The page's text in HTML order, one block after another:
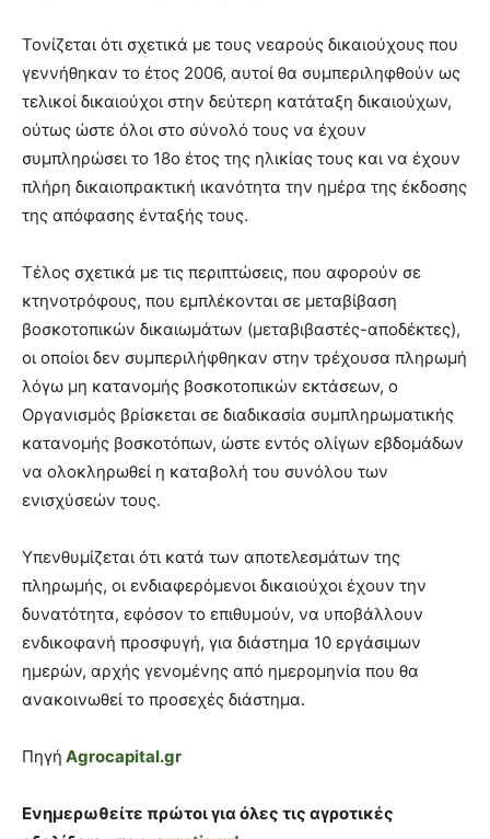
Τονίζεται ότι σχετικά με τους νεαρούς δικαιούχους που
γεννήθηκαν το έτος 2006, αυτοί θα συμπεριληφθούν ως
τελικοί δικαιούχοι στην δεύτερη κατάταξη δικαιούχων,
ούτως ώστε όλοι στο σύνολό τους να έχουν
συμπληρώσει το 18ο έτος της ηλικίας τους και να έχουν
πλήρη δικαιοπρακτική ικανότητα την ημέρα της έκδοσης
της απόφασης ένταξής τους.
Τέλος σχετικά με τις περιπτώσεις, που αφορούν σε
κτηνοτρόφους, που εμπλέκονται σε μεταβίβαση
βοσκοτοπικών δικαιωμάτων (μεταβιβαστές-αποδέκτες),
οι οποίοι δεν συμπεριλήφθηκαν στην τρέχουσα πληρωμή
λόγω μη κατανομής βοσκοτοπικών εκτάσεων, ο
Οργανισμός βρίσκεται σε διαδικασία συμπληρωματικής
κατανομής βοσκοτόπων, ώστε εντός ολίγων εβδομάδων
να ολοκληρωθεί η καταβολή του συνόλου των
ενισχύσεών τους.
Υπενθυμίζεται ότι κατά των αποτελεσμάτων της
πληρωμής, οι ενδιαφερόμενοι δικαιούχοι έχουν την
δυνατότητα, εφόσον το επιθυμούν, να υποβάλλουν
ενδικοφανή προσφυγή, για διάστημα 10 εργάσιμων
ημερών, αρχής γενομένης από ημερομηνία που θα
ανακοινωθεί το προσεχές διάστημα.
Πηγή Agrocapital.gr
Ενημερωθείτε πρώτοι για όλες τις αγροτικές